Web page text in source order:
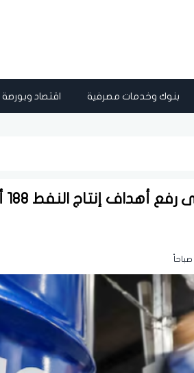
بنوك وخدمات مصرفية اقتصاد وبورصة